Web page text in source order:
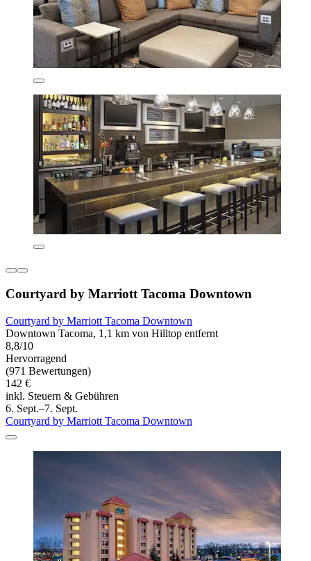
Courtyard by Marriott Tacoma Downtown
Courtyard by Marriott Tacoma Downtown
Downtown Tacoma, 1,1 km von Hilltop entfernt
8,8/10
Hervorragend
(971 Bewertungen)
142 €
inkl. Steuern & Gebühren
6. Sept.–7. Sept.
Courtyard by Marriott Tacoma Downtown